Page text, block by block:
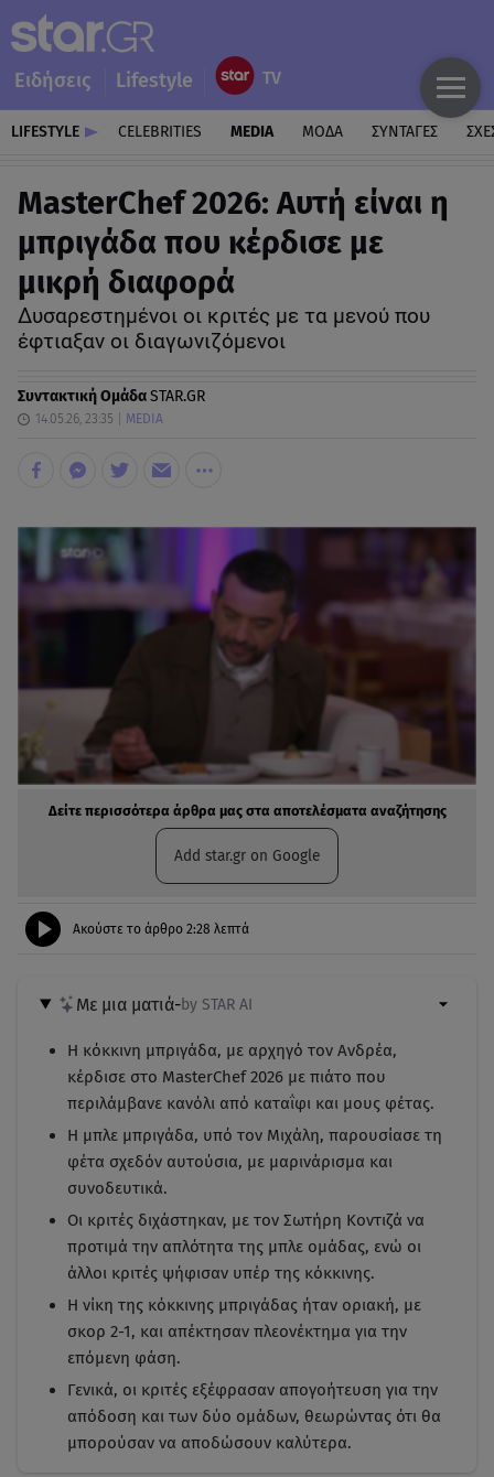
Ειδήσεις Lifestyle
LIFESTYLE CELEBRITIES MEDIA ΜΟΔΑ ΣΥΝΤΑΓΕΣ
MasterChef 2026: Αυτή είναι η
μπριγάδα που κέρδισε με
μικρή διαφορά
Δυσαρεστημένοι οι κριτές με τα μενού που
έφτιαξαν οι διαγωνιζόμενοι
Συντακτική ΟμάδαSTAR.GR
14.05.26, 23:35 MEDIA
Δείτε περισσότερα άρθρα μας στα αποτελέσματα αναζήτησης
Add star.gr on Google
Ακούστε το άρθρο 2:28 λεπτά
Με μια ματιά-by STAR AI
Η κόκκινη μπριγάδα, με αρχηγό τον Ανδρέα,
κέρδισε στο MasterChef 2026 με πιάτο που
περιλάμβανε κανόλι από καταΐφι και μους φέτας.
Η μπλε μπριγάδα, υπό τον Μιχάλη, παρουσίασε τη
φέτα σχεδόν αυτούσια, με μαρινάρισμα και
συνοδευτικά.
Οι κριτές διχάστηκαν, με τον Σωτήρη Κοντιζά να
προτιμά την απλότητα της μπλε ομάδας, ενώ οι
άλλοι κριτές ψήφισαν υπέρ της κόκκινης.
Η νίκη της κόκκινης μπριγάδας ήταν οριακή, με
σκορ 2-1, και απέκτησαν πλεονέκτημα για την
επόμενη φάση.
Γενικά, οι κριτές εξέφρασαν απογοήτευση για την
απόδοση και των δύο ομάδων, θεωρώντας ότι θα
μπορούσαν να αποδώσουν καλύτερα.